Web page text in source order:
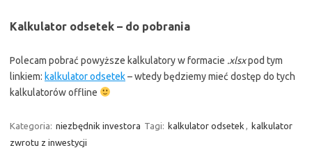
Kalkulator odsetek – do pobrania
Polecam pobrać powyższe kalkulatory w formacie .xlsxpod tym
linkiem: kalkulator odsetek– wtedy będziemy mieć dostęp do tych
kalkulatorów offline
Kategoria: niezbędnik investora Tagi: kalkulator odsetek , kalkulator
zwrotu z inwestycji